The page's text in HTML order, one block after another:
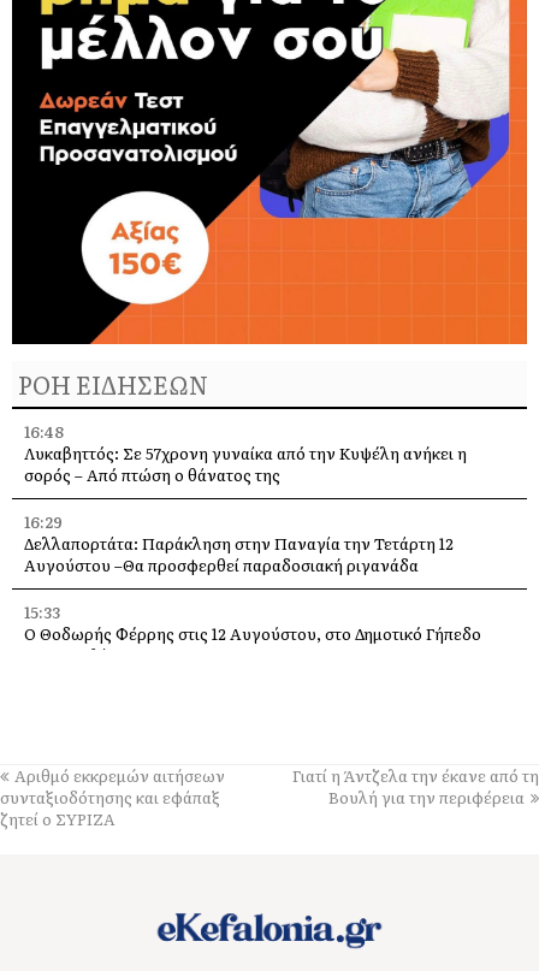
ΡΟΗ ΕΙΔΗΣΕΩΝ
16:48
Λυκαβηττός: Σε 57χρονη γυναίκα από την Κυψέλη ανήκει η
σορός – Από πτώση ο θάνατος της
16:29
Δελλαπορτάτα: Παράκληση στην Παναγία την Τετάρτη 12
Αυγούστου –Θα προσφερθεί παραδοσιακή ριγανάδα
15:33
Ο Θοδωρής Φέρρης στις 12 Αυγούστου, στο Δημοτικό Γήπεδο
Αργοστολίου
11:58
Δύο παλέτες εμφιαλωμένο νερό στους εθελοντές Ελειού–
Λίμπας στις Μηνιές [εικόνες]
Αριθμό εκκρεμών αιτήσεων
συνταξιοδότησης και εφάπαξ
ζητεί ο ΣΥΡΙΖΑ
Γιατί η Άντζελα την έκανε από τη
Βουλή για την περιφέρεια